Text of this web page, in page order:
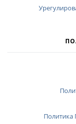
Политика